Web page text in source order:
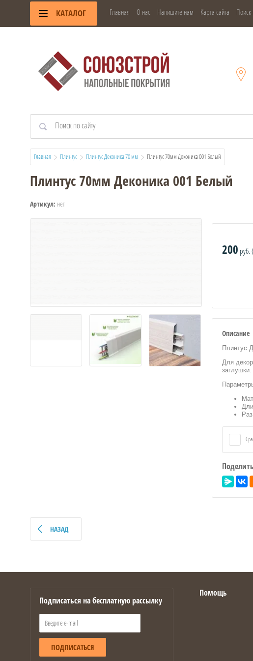
КАТАЛОГ Главная О нас Напишите нам Карта сайта Поиск
Главная Плинтус Плинтус Деконика 70 мм
  Плинтус 70мм Деконика 001 Белый
Плинтус 70мм Деконика 001 Белый
Артикул: нет
200 руб.
Описание
Плинтус
Для
заглушки.
НАЗАД
Подписаться на бесплатную рассылку
ПОДПИСАТЬСЯ
Помощь